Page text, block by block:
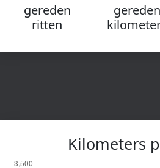
gereden
ritten
gereden
Kilometers